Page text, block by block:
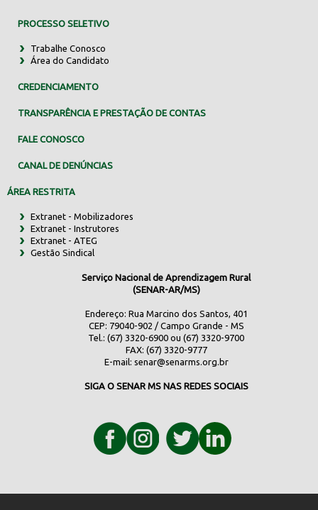
PROCESSO SELETIVO
Trabalhe Conosco
Área do Candidato
CREDENCIAMENTO
TRANSPARÊNCIA E PRESTAÇÃO DE CONTAS
FALE CONOSCO
CANAL DE DENÚNCIAS
ÁREA RESTRITA
Extranet - Mobilizadores
Extranet - Instrutores
Extranet - ATEG
Gestão Sindical
Serviço Nacional de Aprendizagem Rural
(SENAR-AR/MS)
Endereço: Rua Marcino dos Santos, 401
CEP: 79040-902 / Campo Grande - MS
Tel.: (67) 3320-6900 ou (67) 3320-9700
FAX: (67) 3320-9777
E-mail: senar@senarms.org.br
SIGA O SENAR MS NAS REDES SOCIAIS